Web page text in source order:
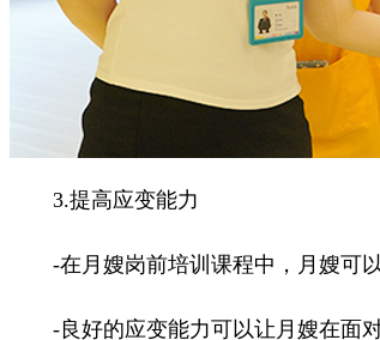
3.提高应变能力
-在月嫂岗前培训课程中，月嫂可以
-良好的应变能力可以让月嫂在面对